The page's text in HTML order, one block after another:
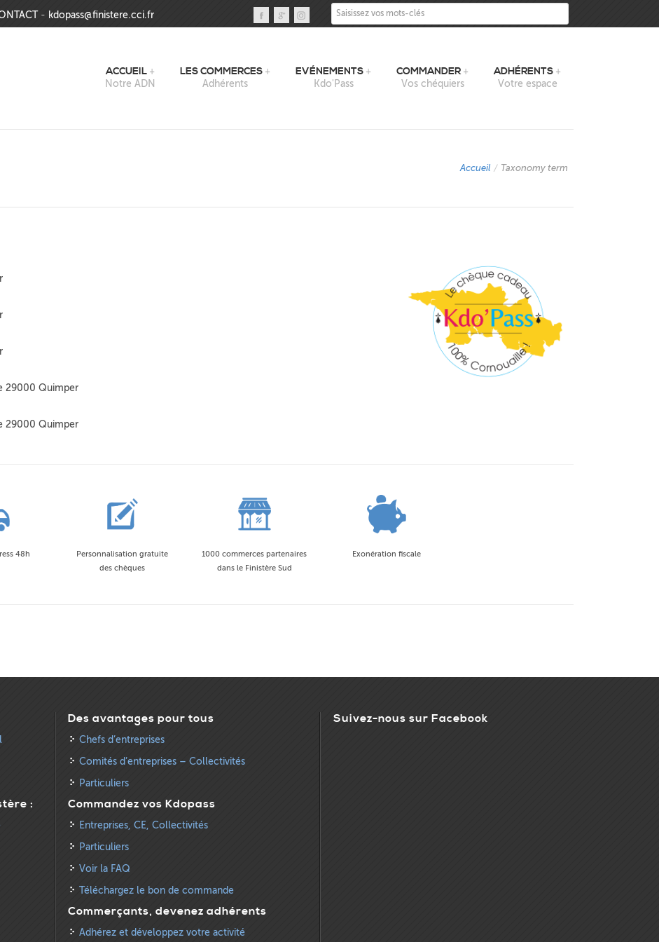
- kdopass@finistere.cci.fr Saisissez vos mots-clés
ACCUEIL
Notre ADN
LES COMMERCES
Adhérents
EVÉNEMENTS
Kdo'Pass
COMMANDER
Vos chéquiers
ADHÉRENTS
Votre espace
Accueil / Taxonomy term
29000 Quimper
29000 Quimper
48h
Personnalisation gratuite
des chèques
1000 commerces partenaires
dans le Finistère Sud
Exonération fiscale
:
Des avantages pour tous
Chefs d’entreprises
Comités d’entreprises – Collectivités
Particuliers
Commandez vos Kdopass
Entreprises, CE, Collectivités
Particuliers
Voir la FAQ
Téléchargez le bon de commande
Commerçants, devenez adhérents
Adhérez et développez votre activité
Suivez-nous sur Facebook